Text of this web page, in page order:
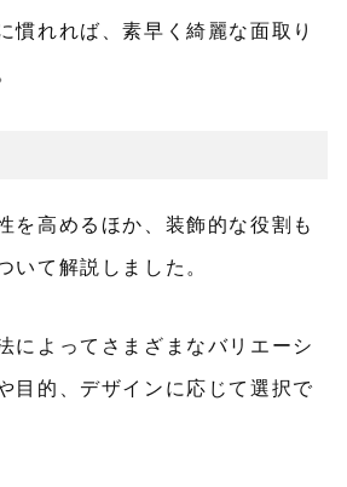
慣れれば、素早く綺麗な面取り
を高めるほか、装飾的な役割も
いて解説しました。
によってさまざまなバリエーシ
目的、デザインに応じて選択で